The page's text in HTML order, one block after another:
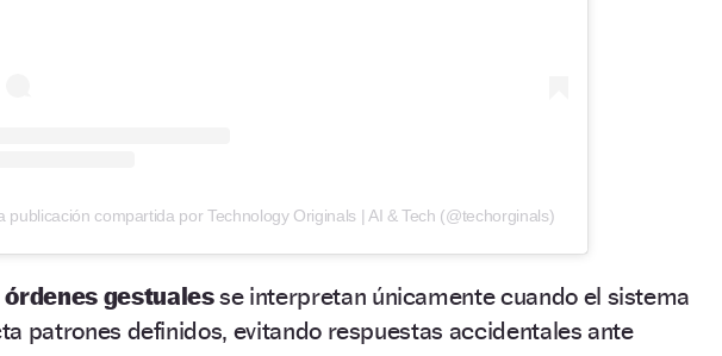
publicación compartida por Technology Originals | AI & Tech (@techorginals)
órdenes gestualesse interpretan únicamente cuando el sistema
patrones definidos, evitando respuestas accidentales ante